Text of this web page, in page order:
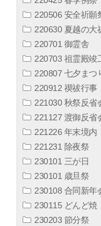
220506 安全祈願
220630 夏越の大
220701 御霊舎
220703 祖霊殿竣
220807 七夕まつ
220912 禊祓行事
221030 秋祭反省
221127 渡御反省
221226 年末境内
221231 除夜祭
230101 三が日
230101 歳旦祭
230108 合同新年
230115 どんど焼
230203 節分祭